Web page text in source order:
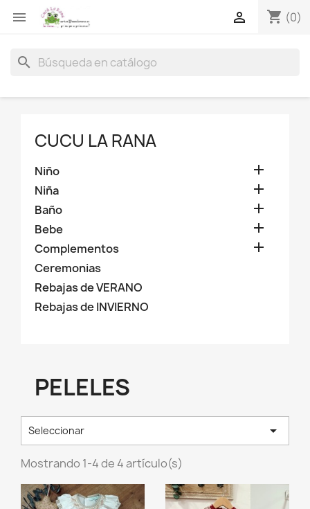
 shopping_cart (0)

search
CUCU LA RANA
Niño 
Niña 
Baño 
Bebe 
Complementos 
Ceremonias
Rebajas de VERANO
Rebajas de INVIERNO
PELELES
Seleccionar 
Mostrando 1-4 de 4 artículo(s)